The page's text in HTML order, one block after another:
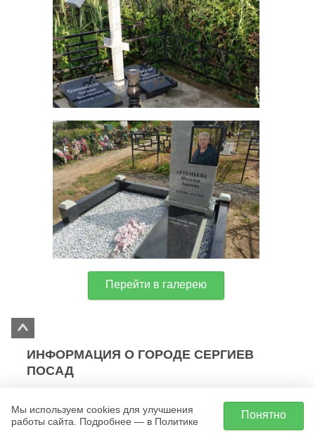
Перейти в галерею
ИНФОРМАЦИЯ О ГОРОДЕ СЕРГИЕВ
ПОСАД
Сергиев Посад имеет непростую историю,
связанную с уникальным общественно-
Мы используем cookies для улучшения
работы сайта. Подробнее — в Политике
Понятно